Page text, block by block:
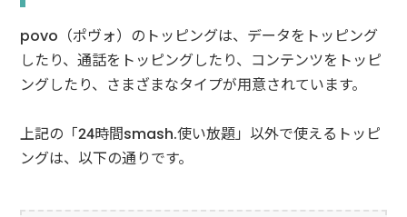
povo（ポヴォ）のトッピングは、データをトッピング
したり、通話をトッピングしたり、コンテンツをトッピ
ングしたり、さまざまなタイプが用意されています。
上記の「24時間smash.使い放題」以外で使えるトッピ
ングは、以下の通りです。